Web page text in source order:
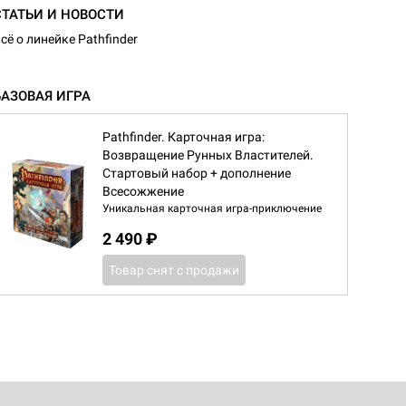
И НОВОСТИ
о линейке Pathfinder
ИГРА
Pathfinder. Карточная игра:
Возвращение Рунных Властителей.
Стартовый набор + дополнение
Всесожжение
Уникальная карточная игра-приключение
2 490 ₽
Товар снят с продажи